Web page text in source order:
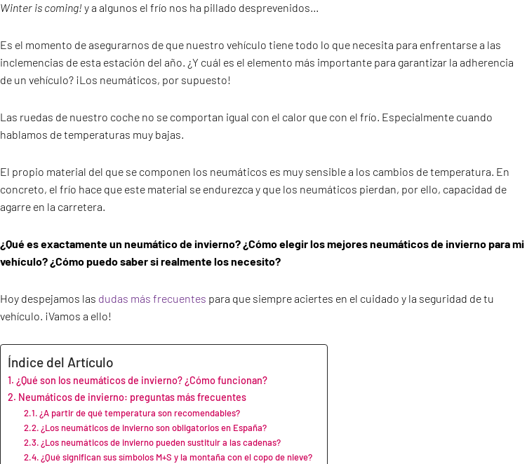
Winter is coming! y a algunos el frío nos ha pillado desprevenidos…
Es el momento de asegurarnos de que nuestro vehículo tiene todo lo que necesita para enfrentarse a las
inclemencias de esta estación del año. ¿Y cuál es el elemento más importante para garantizar la adherencia
de un vehículo? ¡Los neumáticos, por supuesto!
Las ruedas de nuestro coche no se comportan igual con el calor que con el frío. Especialmente cuando
hablamos de temperaturas muy bajas.
El propio material del que se componen los neumáticos es muy sensible a los cambios de temperatura. En
concreto, el frío hace que este material se endurezca y que los neumáticos pierdan, por ello, capacidad de
agarre en la carretera.
¿Qué es exactamente un neumático de invierno? ¿Cómo elegir los mejores neumáticos de invierno para mi
vehículo? ¿Cómo puedo saber si realmente los necesito?
Hoy despejamos las dudas más frecuentes para que siempre aciertes en el cuidado y la seguridad de tu
vehículo. ¡Vamos a ello!
Índice del Artículo
¿Qué son los neumáticos de invierno? ¿Cómo funcionan?
Neumáticos de invierno: preguntas más frecuentes
¿A partir de qué temperatura son recomendables?
¿Los neumáticos de invierno son obligatorios en España?
¿Los neumáticos de invierno pueden sustituir a las cadenas?
¿Qué significan sus símbolos M+S y la montaña con el copo de nieve?